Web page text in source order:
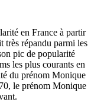
en France à partir
très répandu parmi les
pic de popularité
les plus courants en
du prénom Monique
le prénom Monique